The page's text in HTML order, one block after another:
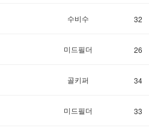
수비수 32
미드필더 26
골키퍼 34
미드필더 33